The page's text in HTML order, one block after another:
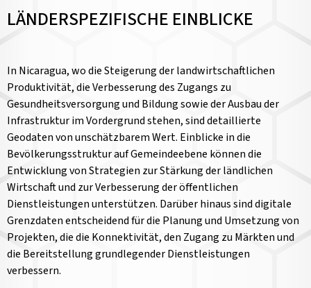
LÄNDERSPEZIFISCHE EINBLICKE
In Nicaragua, wo die Steigerung der landwirtschaftlichen
Produktivität, die Verbesserung des Zugangs zu
Gesundheitsversorgung und Bildung sowie der Ausbau der
Infrastruktur im Vordergrund stehen, sind detaillierte
Geodaten von unschätzbarem Wert. Einblicke in die
Bevölkerungsstruktur auf Gemeindeebene können die
Entwicklung von Strategien zur Stärkung der ländlichen
Wirtschaft und zur Verbesserung der öffentlichen
Dienstleistungen unterstützen. Darüber hinaus sind digitale
Grenzdaten entscheidend für die Planung und Umsetzung von
Projekten, die die Konnektivität, den Zugang zu Märkten und
die Bereitstellung grundlegender Dienstleistungen
verbessern.